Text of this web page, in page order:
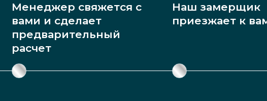
Менеджер свяжется с
вами и сделает
предварительный
расчет
Наш замерщик
приезжает к